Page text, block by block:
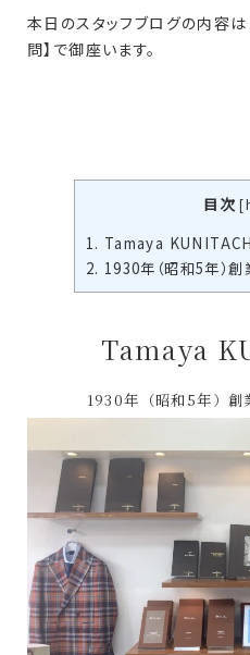
本日のスタッフブログの内容
問】で御座います。
目次 [
1. Tamaya
2. 1930年（昭和5年）
Tamaya
1930年（昭和5年）創